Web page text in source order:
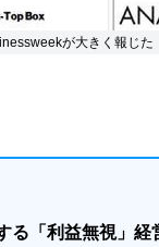
が大きく報じた
る「利益無視」経